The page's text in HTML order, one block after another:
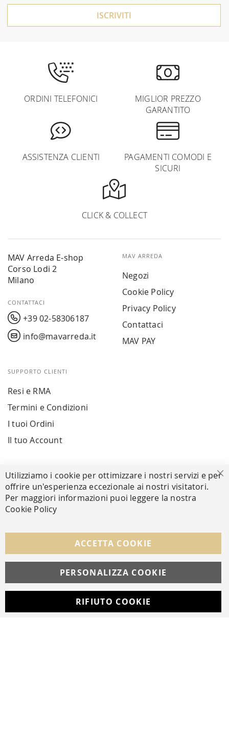
ISCRIVITI
ORDINI TELEFONICI
MIGLIOR PREZZO
GARANTITO
ASSISTENZA CLIENTI
PAGAMENTI COMODI E
SICURI
CLICK & COLLECT
MAV Arreda E-shop
Corso Lodi 2
Milano
CONTATTACI
+39 02-58306187
info@mavarreda.it
MAV ARREDA
Negozi
Cookie Policy
Privacy Policy
Contattaci
MAV PAY
SUPPORTO CLIENTI
Resi e RMA
Termini e Condizioni
I tuoi Ordini
Il tuo Account
Facebook Instagram Whatsapp
© Copyright MAV Arreda s.r.l. | P.IVA IT05919160969
Via Galileo Galilei, 14 | Milano
Utilizziamo i cookie per ottimizzare i nostri servizi e per
offrire un'esperienza eccezionale ai nostri visitatori.
Per maggiori informazioni puoi leggere la nostra
Cookie Policy
ACCETTA COOKIE
PERSONALIZZA COOKIE
RIFIUTO COOKIE